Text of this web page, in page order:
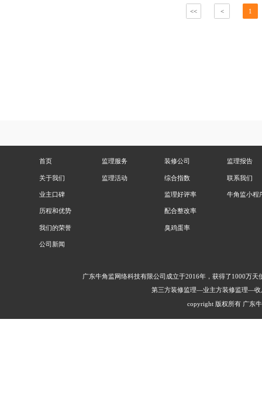
<< < 1
首页
关于我们
业主口碑
历程和优势
我们的荣誉
公司新闻
监理服务
监理活动
装修公司
综合指数
监理好评率
配合整改率
臭鸡蛋率
监理报告
联系我们
牛角监小程
广东牛角监网络科技有限公司成立于2016年，获得了1000万
第三方装修监理—业主方装修监理—
copyright 版权所有 广东